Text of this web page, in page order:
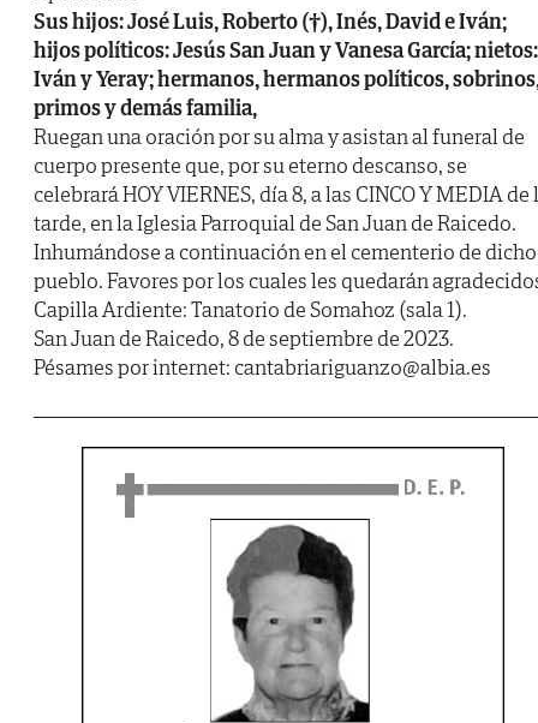
Sus hijos: José Luis, Roberto (†), Inés, David e Iván;
hijos políticos: Jesús San Juan y Vanesa García; nietos:
Iván y Yeray; hermanos, hermanos políticos,
primos y demás familia,
Ruegan una oración por su alma y asistan al funeral de
cuerpo presente que, por su eterno descanso, se
celebrará HOY VIERNES, día 8, a las CINCO Y MEDIA de
tarde, en la Iglesia Parroquial de San Juan de Raicedo.
Inhumándose a continuación en el cementerio de dicho
pueblo. Favores por los cuales les quedarán
Capilla Ardiente: Tanatorio de Somahoz (sala 1).
San Juan de Raicedo, 8 de septiembre de 2023.
Pésames por internet: cantabriariguanzo@albia.es